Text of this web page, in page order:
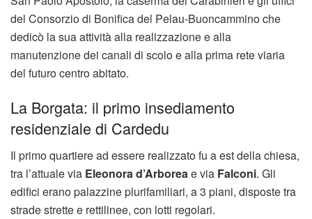
del Consorzio di Bonifica del Pelau-Buoncammino che
dedicò la sua attività alla realizzazione e alla
manutenzione dei canali di scolo e alla prima rete viaria
del futuro centro abitato.
La Borgata: il primo insediamento
residenziale di Cardedu
Il primo quartiere ad essere realizzato fu a est della chiesa,
tra l’attuale via Eleonora d’Arboreae via Falconi. Gli
edifici erano palazzine plurifamiliari, a 3 piani, disposte tra
strade strette e rettilinee, con lotti regolari.